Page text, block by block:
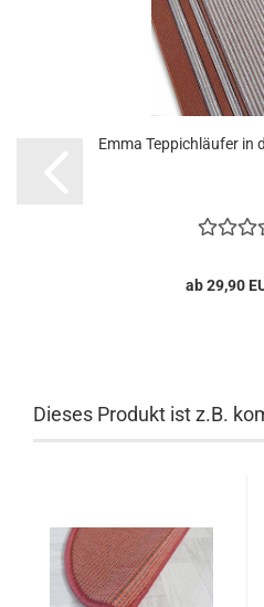
Emma Teppichläufer in
ab 29,90
Dieses Produkt ist z.B.